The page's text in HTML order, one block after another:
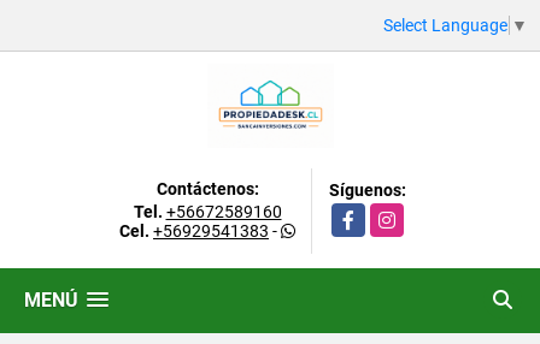
Select Language ▼
Contáctenos:
Tel. +56672589160
Cel. +56929541383 -
Síguenos:
FacebookInstagram
MENÚ